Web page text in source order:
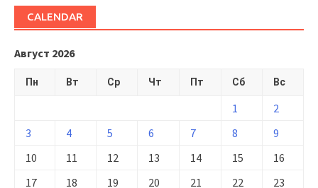
CALENDAR
Август 2026
Пн Вт Ср Чт Пт Сб Вс
1
2
3
4 5 6 7 8
9
10
11 12 13 14 15
16
17
18 19 20 21 22
23